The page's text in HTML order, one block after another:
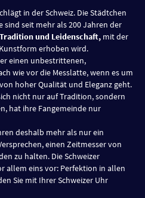
in der Schweiz. Die Städtchen
sind seit mehr als 200 Jahren der
und Leidenschaft, mit der
erhoben wird.
einen unbestrittenen,
wie vor die Messlatte, wenn es um
hoher Qualität und Eleganz geht.
nicht nur auf Tradition, sondern
hat ihre Fangemeinde nur
deshalb mehr als nur ein
einen Zeitmesser von
zu halten. Die Schweizer
allem eins vor: Perfektion in allen
Sie mit Ihrer Schweizer Uhr